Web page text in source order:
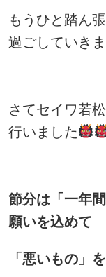
もうひと踏ん
過ごしていき
さてセイワ若
行いました
節分は「一年
願いを込めて
「悪いもの」